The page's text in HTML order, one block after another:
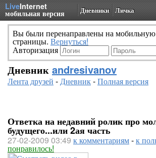
LiveInternet
мобильная версия Дневники Личка
Вы были перенаправлены на
страницы. Вернуться!
Авторизация
Дневник andresivanov
Лента друзей -Дневник-Полная версия
Ответка на недавний ролик про
будущего...или 2ая часть
27-02-2009 03:49 к комментариям-к
понравилось!